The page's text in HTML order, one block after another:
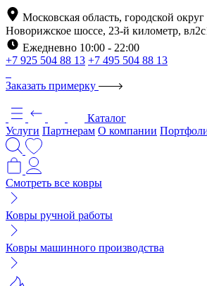
Московская область, городской
Новорижское шоссе, 23-й километр,
Ежедневно 10:00 - 22:00
+7 925 504 88 13 +7 495 504 88 13
Заказать примерку
Каталог
Услуги Партнерам О компании
Смотреть все ковры
Ковры ручной работы
Ковры машинного производства